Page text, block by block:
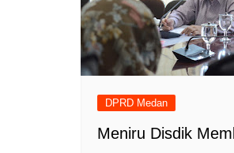
DPRD Medan
Meniru Disdik